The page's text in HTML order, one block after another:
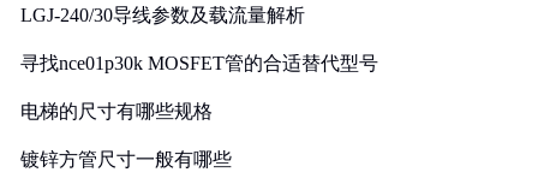
LGJ-240/30导线参数及载流量解析
寻找nce01p30k MOSFET管的合适替代型号
电梯的尺寸有哪些规格
镀锌方管尺寸一般有哪些